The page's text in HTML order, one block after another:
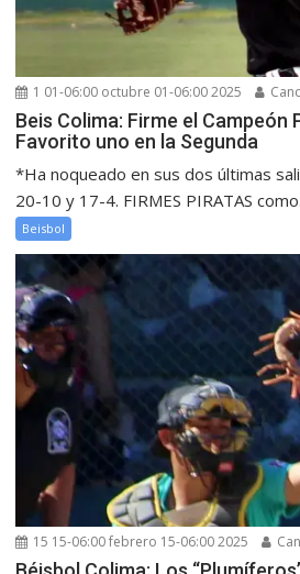
1 01-06:00 octubre 01-06:00 2025
Beis Colima: Firme el Campeón
Favorito uno en la Segunda
*Ha noqueado en sus dos últimas
20-10 y 17-4. FIRMES PIRATAS
Beisbol
15 15-06:00 febrero 15-06:00 2025